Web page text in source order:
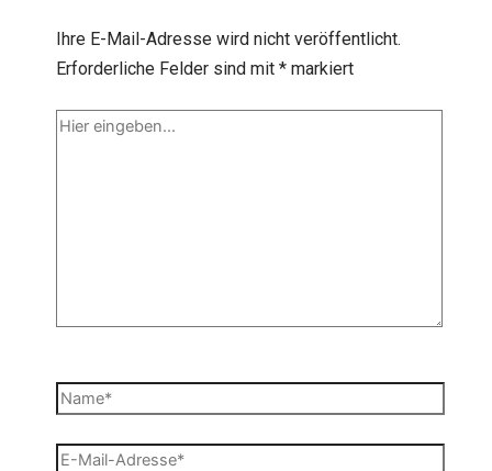
Ihre E-Mail-Adresse wird nicht veröffentlicht.
Erforderliche Felder sind mit *markiert
Hier
Name*
E-